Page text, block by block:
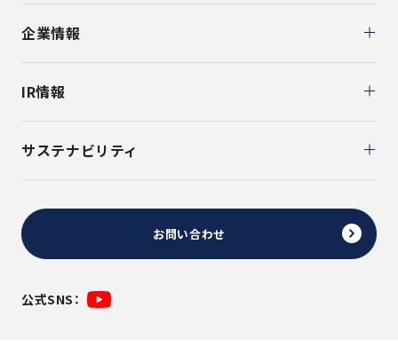
企業情報
IR情報
サステナビリティ
お問い合わせ
公式SNS：